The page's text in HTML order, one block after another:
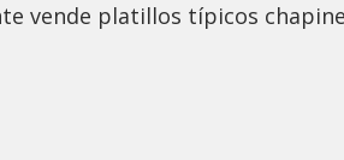
vende platillos típicos